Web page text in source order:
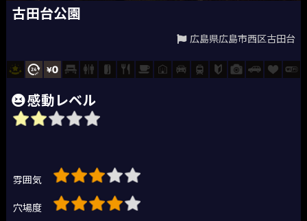
古田台公園
広島県広島市西区古田台
感動レベル
雰囲気
穴場度